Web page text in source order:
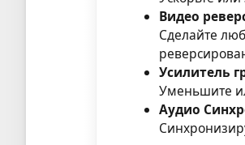
Видео
Сделайте
Усилитель
Уменьшите
Аудио